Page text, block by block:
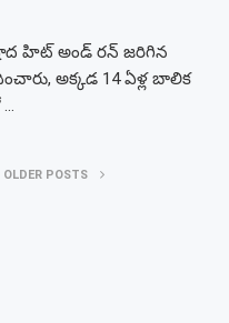
హిట్ అండ్ రన్ జరిగిన
అక్కడ 14 ఏళ్ల బాలిక
OLDER POSTS